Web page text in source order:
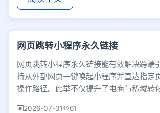
网页跳转小程序永久链接
网页跳转小程序永久链接能有效解决跨端
持从外部网页一键唤起小程序并直达指定
操作路径。此举不仅提升了电商与私域转
2026-07-31
61